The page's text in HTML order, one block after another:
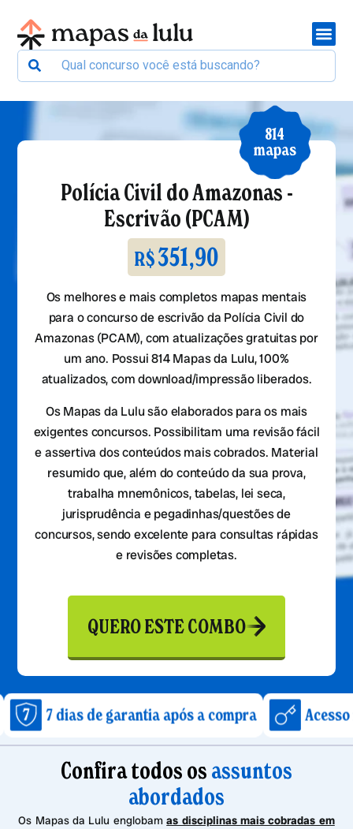
814
mapas
Polícia Civil do Amazonas -
Escrivão (PCAM)
R$351,90
Os melhores e mais completos mapas mentais
para o concurso de escrivão da Polícia Civil do
Amazonas (PCAM), com atualizações gratuitas por
um ano. Possui 814 Mapas da Lulu, 100%
atualizados, com download/impressão liberados.
Os Mapas da Lulu são elaborados para os mais
exigentes concursos. Possibilitam uma revisão fácil
e assertiva dos conteúdos mais cobrados. Material
resumido que, além do conteúdo da sua prova,
trabalha mnemônicos, tabelas, lei seca,
jurisprudência e pegadinhas/questões de
concursos, sendo excelente para consultas rápidas
e revisões completas.
QUERO ESTE COMBO
de garantia após a compra Acesso imediato
Confira todos os assuntos
abordados
Os Mapas da Lulu englobamas disciplinas mais cobradas em